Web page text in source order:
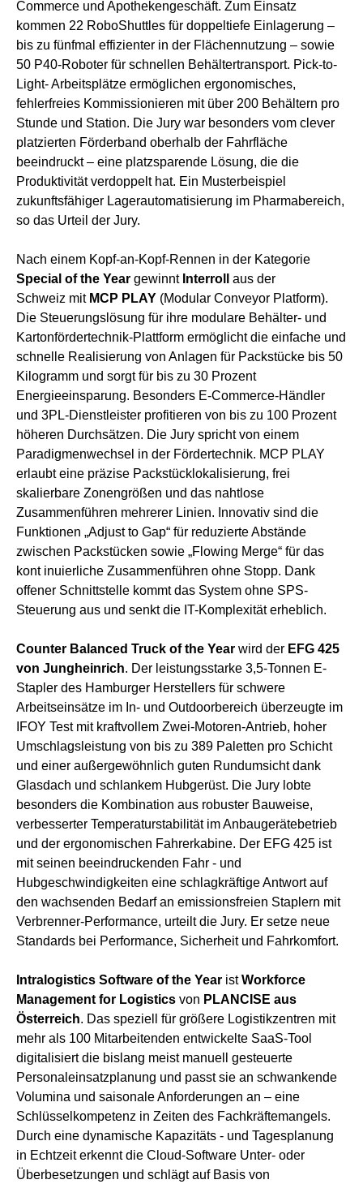
Commerce und Apothekengeschäft. Zum Einsatz
kommen 22 RoboShuttles für doppeltiefe Einlagerung –
bis zu fünfmal effizienter in der Flächennutzung – sowie
50 P40-Roboter für schnellen Behältertransport. Pick-to-
Light- Arbeitsplätze ermöglichen ergonomisches,
fehlerfreies Kommissionieren mit über 200 Behältern pro
Stunde und Station. Die Jury war besonders vom clever
platzierten Förderband oberhalb der Fahrfläche
beeindruckt – eine platzsparende Lösung, die die
Produktivität verdoppelt hat. Ein Musterbeispiel
zukunftsfähiger Lagerautomatisierung im Pharmabereich,
so das Urteil der Jury.
Nach einem Kopf-an-Kopf-Rennen in der Kategorie
Special of the Year gewinnt Interroll aus der
Schweiz mitMCP PLAY (Modular Conveyor Platform).
Die Steuerungslösung für ihre modulare Behälter- und
Kartonfördertechnik-Plattform ermöglicht die einfache und
schnelle Realisierung von Anlagen für Packstücke bis 50
Kilogramm und sorgt für bis zu 30 Prozent
Energieeinsparung. Besonders E-Commerce-Händler
und 3PL-Dienstleister profitieren von bis zu 100 Prozent
höheren Durchsätzen. Die Jury spricht von einem
Paradigmenwechsel in der Fördertechnik. MCP PLAY
erlaubt eine präzise Packstücklokalisierung, frei
skalierbare Zonengrößen und das nahtlose
Zusammenführen mehrerer Linien. Innovativ sind die
Funktionen „Adjust to Gap“ für reduzierte Abstände
zwischen Packstücken sowie „Flowing Merge“ für das
kont inuierliche Zusammenführen ohne Stopp. Dank
offener Schnittstelle kommt das System ohne SPS-
Steuerung aus und senkt die IT-Komplexität erheblich.
Counter Balanced Truck of the Year wird der EFG 425
von Jungheinrich. Der leistungsstarke 3,5-Tonnen E-
Stapler des Hamburger Herstellers für schwere
Arbeitseinsätze im In- und Outdoorbereich überzeugte im
IFOY Test mit kraftvollem Zwei-Motoren-Antrieb, hoher
Umschlagsleistung von bis zu 389 Paletten pro Schicht
und einer außergewöhnlich guten Rundumsicht dank
Glasdach und schlankem Hubgerüst. Die Jury lobte
besonders die Kombination aus robuster Bauweise,
verbesserter Temperaturstabilität im Anbaugerätebetrieb
und der ergonomischen Fahrerkabine. Der EFG 425 ist
mit seinen beeindruckenden Fahr - und
Hubgeschwindigkeiten eine schlagkräftige Antwort auf
den wachsenden Bedarf an emissionsfreien Staplern mit
Verbrenner-Performance, urteilt die Jury. Er setze neue
Standards bei Performance, Sicherheit und Fahrkomfort.
Intralogistics Software of the Year istWorkforce
Management for Logistics von PLANCISE aus
Österreich. Das speziell für größere Logistikzentren mit
mehr als 100 Mitarbeitenden entwickelte SaaS-Tool
digitalisiert die bislang meist manuell gesteuerte
Personaleinsatzplanung und passt sie an schwankende
Volumina und saisonale Anforderungen an – eine
Schlüsselkompetenz in Zeiten des Fachkräftemangels.
Durch eine dynamische Kapazitäts - und Tagesplanung
in Echtzeit erkennt die Cloud-Software Unter- oder
Überbesetzungen und schlägt auf Basis von